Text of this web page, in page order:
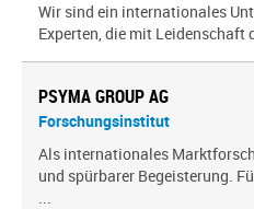
Wir sind ein inter­na­tio­nales
Experten, die mit
PSYMA GROUP AG
Forschungsinstitut
Als internationales
und spürbarer Begeisterung.
...